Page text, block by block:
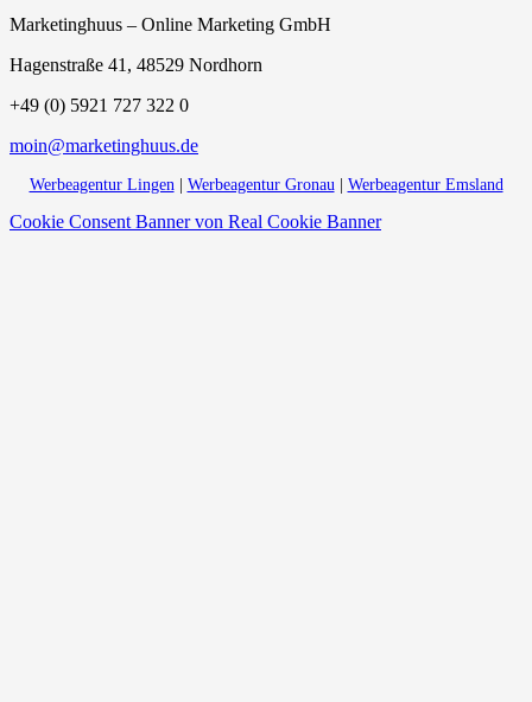
Marketinghuus – Online Marketing GmbH
Hagenstraße 41, 48529 Nordhorn
+49 (0) 5921 727 322 0
moin@marketinghuus.de
Werbeagentur Lingen Werbeagentur Gronau Werbeagentur Emsland
Cookie Consent Banner von Real Cookie Banner